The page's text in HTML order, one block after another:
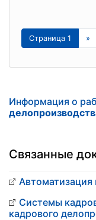
Страница 1 »
Информация о
Связанные
Автоматизация
Системы
кадрового